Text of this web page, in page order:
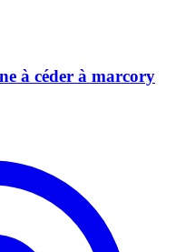
à céder à marcory